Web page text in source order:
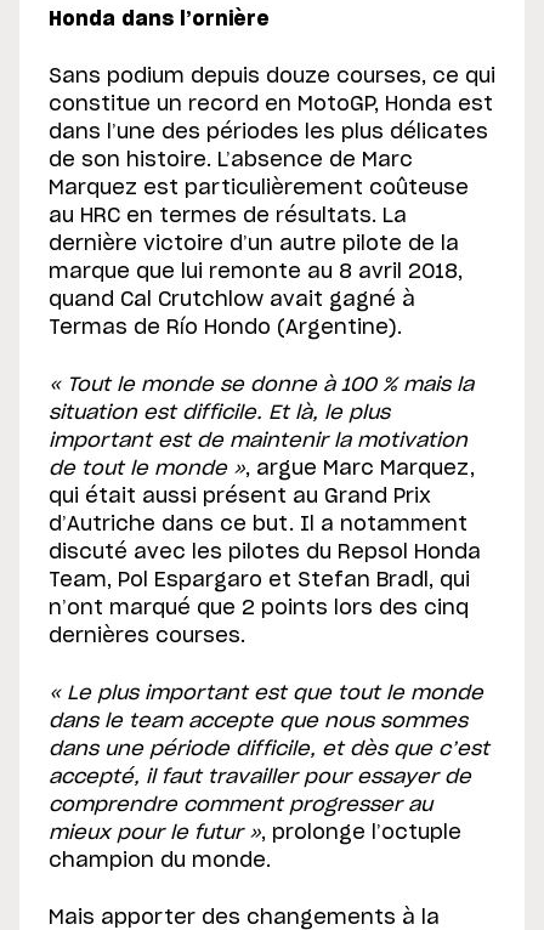
Honda dans l’ornière
Sans podium depuis douze courses, ce qui
constitue un record en MotoGP, Honda est
dans l’une des périodes les plus délicates
de son histoire. L’absence de Marc
Marquez est particulièrement coûteuse
au HRC en termes de résultats. La
dernière victoire d’un autre pilote de la
marque que lui remonte au 8 avril 2018,
quand Cal Crutchlow avait gagné à
Termas de Río Hondo (Argentine).
« Tout le monde se donne à 100 % mais la
situation est difficile. Et là, le plus
important est de maintenir la motivation
de tout le monde », argue Marc Marquez,
qui était aussi présent au Grand Prix
d’Autriche dans ce but. Il a notamment
discuté avec les pilotes du Repsol Honda
Team, Pol Espargaro et Stefan Bradl, qui
n’ont marqué que 2 points lors des cinq
dernières courses.
« Le plus important est que tout le monde
dans le team accepte que nous sommes
dans une période difficile, et dès que c’est
accepté, il faut travailler pour essayer de
comprendre comment progresser au
mieux pour le futur », prolonge l’octuple
champion du monde.
Mais apporter des changements à la